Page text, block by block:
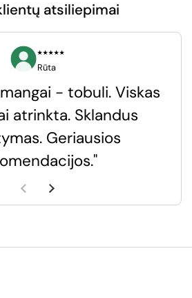
atsiliepimai
⭑⭑⭑⭑⭑
Rūta
- tobuli. Viskas
atrinkta. Sklandus
Geriausios
Ankstesnė skaidrė
Kita skaidrė